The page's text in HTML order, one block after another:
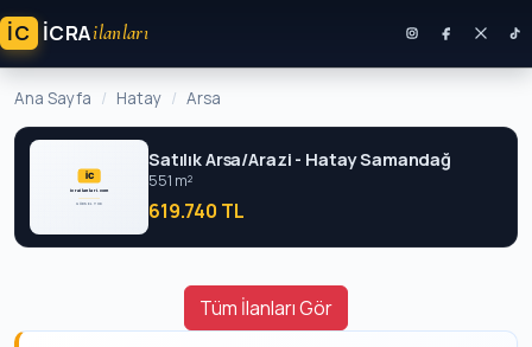
İC ICRAilanları
Ana Sayfa Hatay Arsa
Satılık Arsa/Arazi - Hatay Samandağ
551 m²
619.740 TL
Tüm İlanları Gör